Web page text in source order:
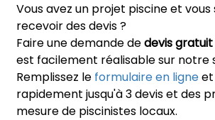
Vous avez un projet piscine et vous
recevoir des devis ?
Faire une demande dedevis
est facilement réalisable sur notre
Remplissez le formulaire en ligneet
rapidement jusqu'à 3 devis et des
mesure de piscinistes locaux.